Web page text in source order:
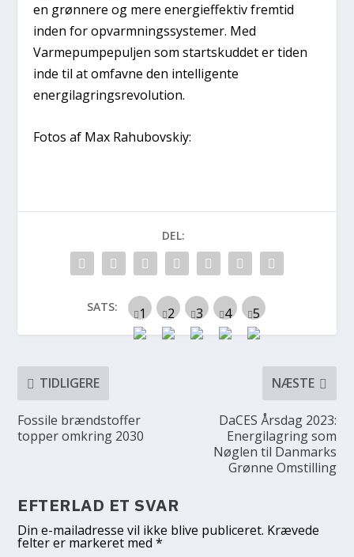
en grønnere og mere energieffektiv fremtid
inden for opvarmningssystemer. Med
Varmepumpepuljen som startskuddet er tiden
inde til at omfavne den intelligente
energilagringsrevolution.
Fotos af Max Rahubovskiy:
DEL:
SATS:
TIDLIGERE
Fossile brændstoffer
topper omkring 2030
NÆSTE
DaCES Årsdag 2023:
Energilagring som
Nøglen til Danmarks
Grønne Omstilling
EFTERLAD ET SVAR
Din e-mailadresse vil ikke blive publiceret. Krævede
felter er markeret med*